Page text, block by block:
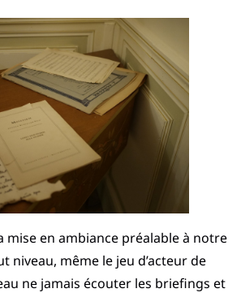
mise en ambiance préalable à notre
niveau, même le jeu d’acteur de
ne jamais écouter les briefings et